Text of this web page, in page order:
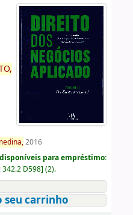
2016
para empréstimo:
342.2 D598] (2).
seu carrinho